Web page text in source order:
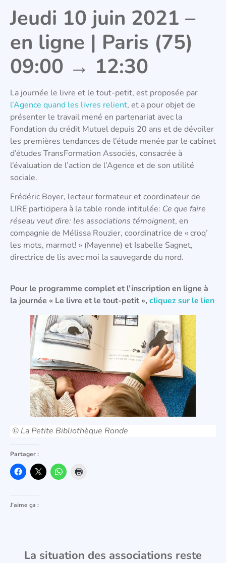
Jeudi 10 juin 2021 –
en ligne | Paris (75)
09:00 → 12:30
La journée le livre et le tout-petit, est proposée par
l’Agence quand les livres relient, et a pour objet de
présenter le travail mené en partenariat avec la
Fondation du crédit Mutuel depuis 20 ans et de dévoiler
les premières tendances de l’étude menée par le cabinet
d’études TransFormation Associés, consacrée à
l’évaluation de l’action de l’Agence et de son utilité
sociale.
Frédéric Boyer, lecteur formateur et coordinateur de
LIRE participera à la table ronde intitulée: Ce que faire
réseau veut dire: les associations témoignent, en
compagnie de Mélissa Rouzier, coordinatrice de « croq’
les mots, marmot! » (Mayenne) et Isabelle Sagnet,
directrice de lis avec moi la sauvegarde du nord.
Pour le programme complet et l’inscription en ligne à
la journée « Le livre et le tout-petit », cliquez sur le lien
© La Petite Bibliothèque Ronde
Partager :
J’aime ça :
La situation des associations reste